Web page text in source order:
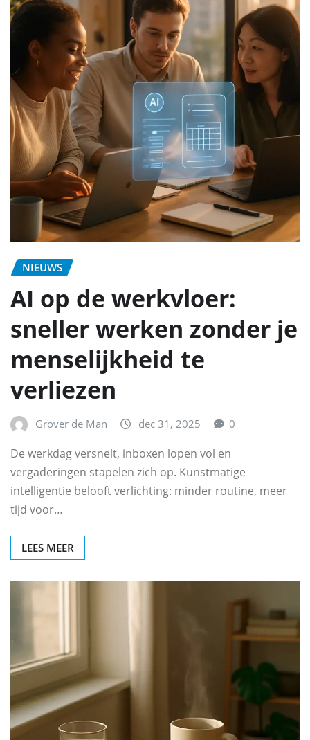
NIEUWS
AI op de werkvloer:
sneller werken zonder je
menselijkheid te
verliezen
Grover de Man dec 31, 2025 0
De werkdag versnelt, inboxen lopen vol en
vergaderingen stapelen zich op. Kunstmatige
intelligentie belooft verlichting: minder routine, meer
tijd voor…
LEES MEER